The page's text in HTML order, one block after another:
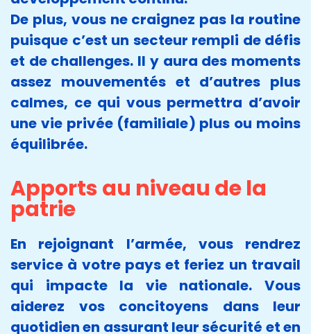
De plus, vous ne craignez pas la routine
puisque c’est un secteur rempli de défis
et de challenges. Il y aura des moments
assez mouvementés et d’autres plus
calmes, ce qui vous permettra d’avoir
une vie privée (familiale) plus ou moins
équilibrée.
Apports au niveau de la
patrie
En rejoignant l’armée, vous rendrez
service à votre pays et feriez un travail
qui impacte la vie nationale. Vous
aiderez vos concitoyens dans leur
quotidien en assurant leur sécurité et en